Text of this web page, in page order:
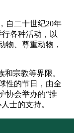
自二十世纪20年
各种活动，以
物、尊重动物，
宗教等界限。
性的节日，由全
协会举办的“推
士的支持。